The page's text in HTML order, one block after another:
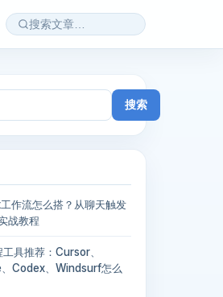
作流怎么搭？从聊天触发
战教程
具推荐：Cursor、
Codex、Windsurf怎么